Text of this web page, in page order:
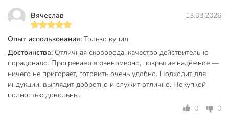
Подходит ли эта сковорода для индукционной плиты?
Да, дно сковороды специально спроектировано для
индукционных плит, а также совместимо с газовыми,
электрическими и стеклокерамическими.
Что лучше для жарки без масла — литой алюминий или
другие материалы?
Литой алюминий с антипригарным покрытием Titan Space
Вячеслав 13.03.2026
Опыт использования: Только купил
Достоинства: Отличная сковорода, качество действительно
порадовало. Прогревается равномерно, покрытие надёжное —
ничего не пригорает, готовить очень удобно. Подходит для
индукции, выглядит добротно и служит отлично. Покупкой
полностью довольны.
0
0